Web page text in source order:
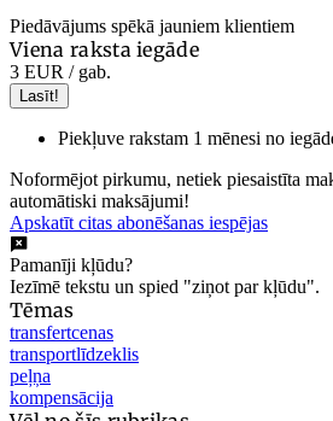
Piedāvājums spēkā jauniem klientiem
Viena raksta iegāde
3 EUR / gab.
Lasīt!
Piekļuve rakstam 1 mēnesi no
Noformējot pirkumu, netiek piesaistīta
automātiski maksājumi!
Apskatīt citas abonēšanas iespējas
Pamanīji kļūdu?
Iezīmē tekstu un spied "ziņot par kļūdu".
Tēmas
transfertcenas
transportlīdzeklis
peļņa
kompensācija